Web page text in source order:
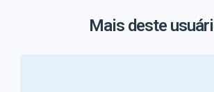
Mais deste